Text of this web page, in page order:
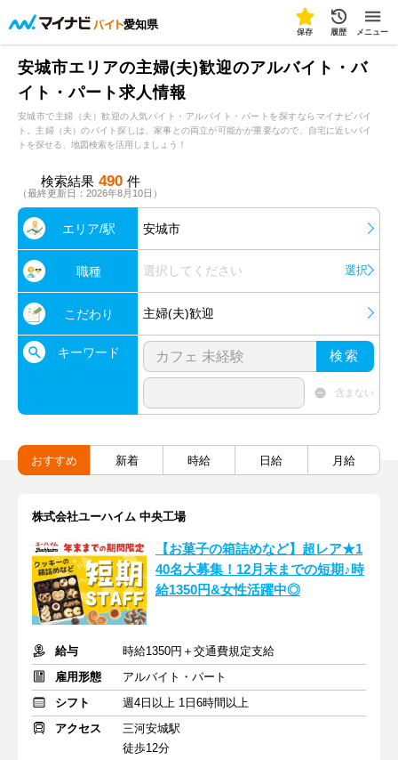
愛知県
保存 履歴 メニュー
安城市エリアの主婦(夫)歓迎のアルバイト・バ
イト・パート求人情報
安城市で主婦（夫）歓迎の人気バイト・アルバイト・パートを探すならマイナビバイ
ト。主婦（夫）のバイト探しは、家事との両立が可能かが重要なので、自宅に近いバイ
トを探せる、地図検索を活用しましょう！
検索結果 490 件
（最終更新日：2026年8月10日）
エリア/駅 安城市
職種 選択してください 選択
こだわり 主婦(夫)歓迎
キーワード 検索
含まない
おすすめ 新着 時給 日給 月給
株式会社ユーハイム 中央工場
【お菓子の箱詰めなど】超レア★1
40名大募集！12月末までの短期♪時
給1350円&女性活躍中◎
給与
時給1350円＋交通費規定支給
雇用形態
アルバイト・パート
シフト
週4日以上 1日6時間以上
アクセス
三河安城駅
徒歩12分